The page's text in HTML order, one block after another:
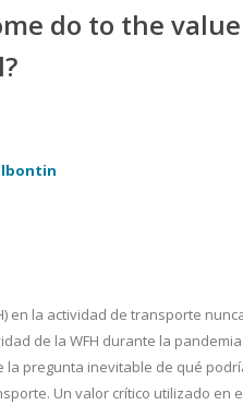
do to the
en la actividad de transporte
de la WFH durante la
la pregunta inevitable de qué
Un valor crítico utilizado en